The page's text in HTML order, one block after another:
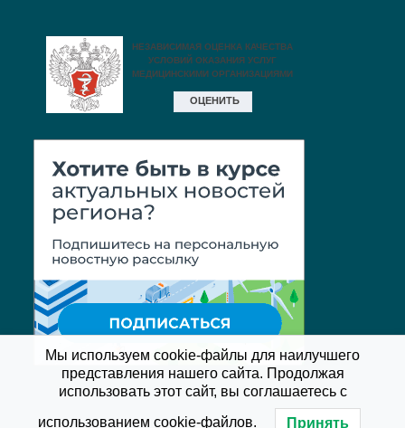
Мы используем cookie-файлы для наилучшего
представления нашего сайта. Продолжая
использовать этот сайт, вы соглашаетесь с
использованием cookie-файлов. Принять